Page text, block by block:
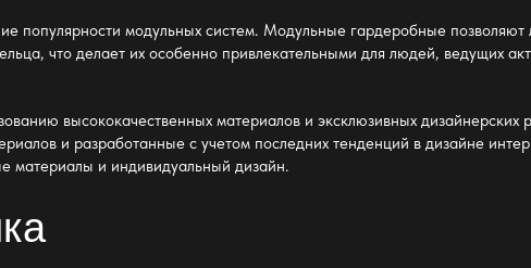
популярности модульных систем. Модульные гардеробные позволяют
что делает их особенно привлекательными для людей, ведущих
высококачественных материалов и эксклюзивных
и разработанные с учетом последних тенденций в дизайне
материалы и индивидуальный дизайн.